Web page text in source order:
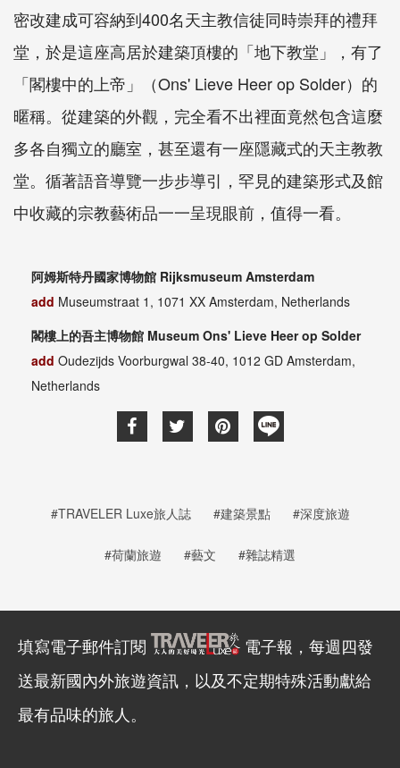
密改建成可容納到400名天主教信徒同時崇拜的禮拜
堂，於是這座高居於建築頂樓的「地下教堂」，有了
「閣樓中的上帝」（Ons' Lieve Heer op Solder）的
暱稱。從建築的外觀，完全看不出裡面竟然包含這麼
多各自獨立的廳室，甚至還有一座隱藏式的天主教教
堂。循著語音導覽一步步導引，罕見的建築形式及館
中收藏的宗教藝術品一一呈現眼前，值得一看。
阿姆斯特丹國家博物館 Rijksmuseum Amsterdam
add Museumstraat 1, 1071 XX Amsterdam, Netherlands
閣樓上的吾主博物館 Museum Ons' Lieve Heer op Solder
add Oudezijds Voorburgwal 38-40, 1012 GD Amsterdam,
Netherlands
#TRAVELER Luxe旅人誌 #建築景點 #深度旅遊
#荷蘭旅遊 #藝文 #雜誌精選
填寫電子郵件訂閱
電子報，每週四發
送最新國內外旅遊資訊，以及不定期特殊活動獻給
最有品味的旅人。